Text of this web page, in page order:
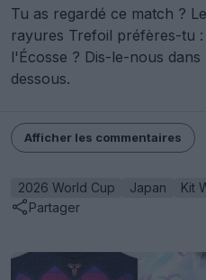
Tu as regardé ce match ?
rayures Trefoil préfères-tu
l'Écosse ? Dis-le-nous
dessous.
Afficher les commentaires
2026 World Cup Japan Kit
Partager